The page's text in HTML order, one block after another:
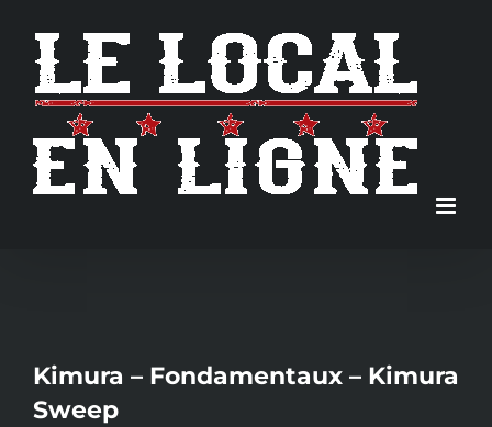
content
Kimura – Fondamentaux – Kimura
Sweep